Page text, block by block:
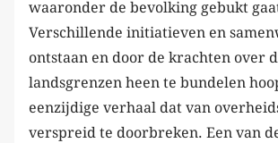
waaronder de bevolking gebukt
Verschillende initiatieven en
ontstaan en door de krachten over
landsgrenzen heen te bundelen
eenzijdige verhaal dat van
verspreid te doorbreken. Een van